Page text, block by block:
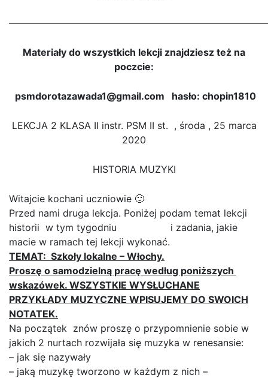
Materiały do wszystkich lekcji znajdziesz też na
poczcie:
psmdorotazawada1@gmail.com hasło: chopin1810
LEKCJA 2 KLASA II instr. PSM II st. , środa , 25 marca
2020
HISTORIA MUZYKI
Witajcie kochani uczniowie 🙂
Przed nami druga lekcja. Poniżej podam temat lekcji
historii w tym tygodniu i zadania, jakie
macie w ramach tej lekcji wykonać.
TEMAT: Szkoły lokalne – Włochy.
Proszę o samodzielną pracę według poniższych
wskazówek. WSZYSTKIE WYSŁUCHANE
PRZYKŁADY MUZYCZNE WPISUJEMY DO SWOICH
NOTATEK.
Na początek znów proszę o przypomnienie sobie w
jakich 2 nurtach rozwijała się muzyka w renesansie:
– jak się nazywały
– jaką muzykę tworzono w każdym z nich –